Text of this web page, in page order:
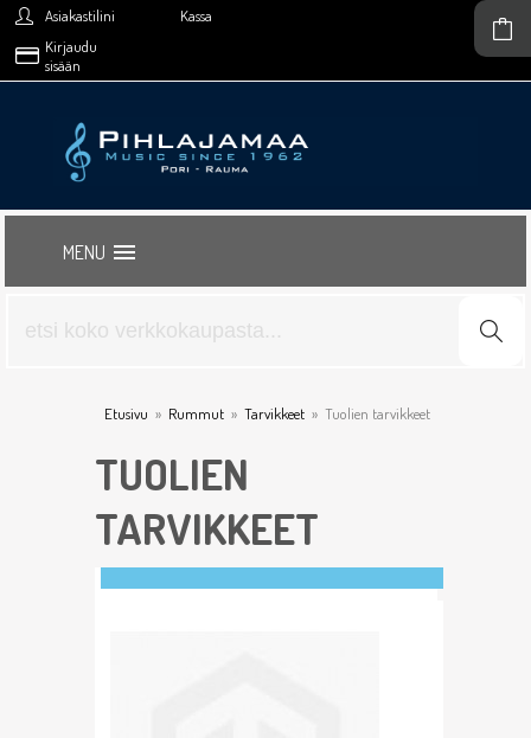
Asiakastilini
Kassa
Kirjaudu
sisään
MENU
Etusivu » Rummut » Tarvikkeet » Tuolien tarvikkeet
TUOLIEN
TARVIKKEET